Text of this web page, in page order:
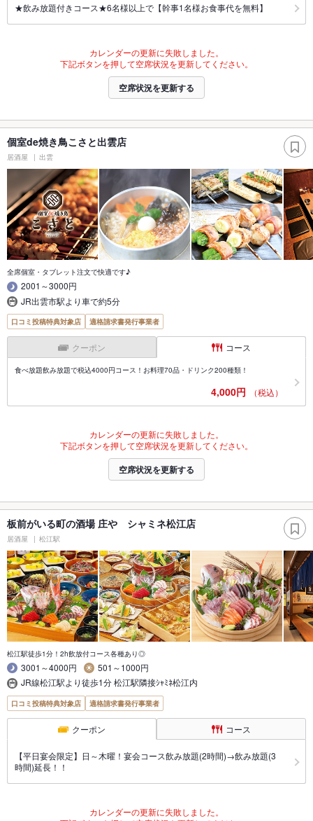
★飲み放題付きコース★6名様以上で【幹事1名様お食事代を無料】
カレンダーの更新に失敗しました。
下記ボタンを押して空席状況を更新してください。
空席状況を更新する
個室de焼き鳥こさと出雲店
居酒屋 出雲
全席個室・タブレット注文で快適です♪
2001～3000円
JR出雲市駅より車で約5分
口コミ投稿特典対象店 適格請求書発行事業者
クーポン コース
食べ放題飲み放題で税込4000円コース！お料理70品・ドリンク200種類！
4,000円 （税込）
カレンダーの更新に失敗しました。
下記ボタンを押して空席状況を更新してください。
空席状況を更新する
板前がいる町の酒場 庄や シャミネ松江店
居酒屋 松江駅
松江駅徒歩1分！2h飲放付コース各種あり◎
3001～4000円
501～1000円
JR線松江駅より徒歩1分 松江駅隣接ｼｬﾐﾈ松江内
口コミ投稿特典対象店 適格請求書発行事業者
クーポン コース
【平日宴会限定】日～木曜！宴会コース飲み放題(2時間)→飲み放題(3
時間)延長！！
カレンダーの更新に失敗しました。